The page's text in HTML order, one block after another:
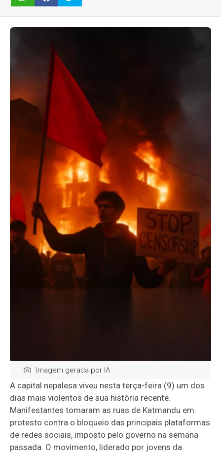
Imagem gerada por IA
A capital nepalesa viveu nesta terça-feira (9) um dos
dias mais violentos de sua história recente.
Manifestantes tomaram as ruas de Katmandu em
protesto contra o bloqueio das principais plataformas
de redes sociais, imposto pelo governo na semana
passada. O movimento, liderado por jovens da